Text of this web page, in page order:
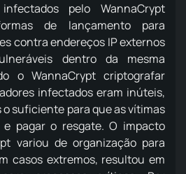
pelo WannaCrypt
de lançamento para
contra endereços IP externos
​​dentro da mesma
o WannaCrypt criptografar
infectados eram inúteis,
suficiente para que as vítimas
e pagar o resgate. O impacto
variou de organização para
casos extremos, resultou em